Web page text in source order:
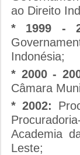
ao Direito
* 1999 -
Indonésia;
* 2000 -
Câmara
* 2002:
Academia
Leste;